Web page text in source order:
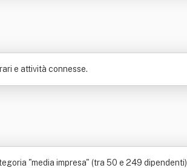
e attività connesse.
"media impresa" (tra 50 e 249